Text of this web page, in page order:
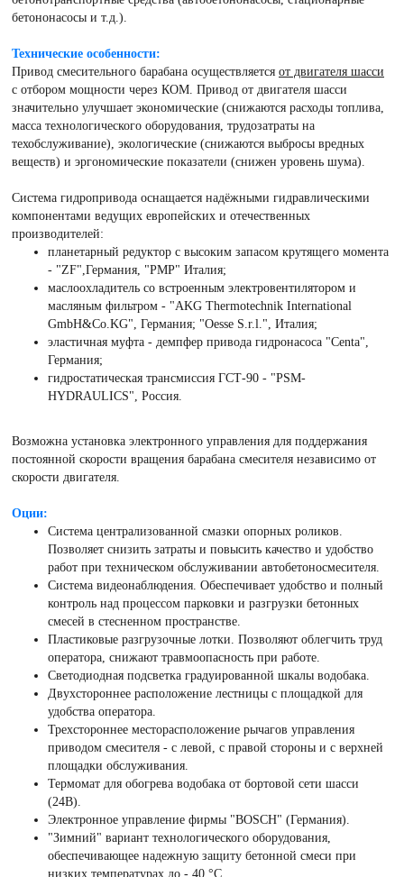
бетононасосы и т.д.).
Технические особенности:
Привод смесительного барабана осуществляется от двигателя шасси
с отбором мощности через КОМ. Привод от двигателя шасси
значительно улучшает экономические (снижаются расходы топлива,
масса технологического оборудования, трудозатраты на
техобслуживание), экологические (снижаются выбросы вредных
веществ) и эргономические показатели (снижен уровень шума).
Система гидропривода оснащается надёжными гидравлическими
компонентами ведущих европейских и отечественных
производителей:
планетарный редуктор с высоким запасом крутящего момента
- "ZF",Германия, "РМР" Италия;
маслоохладитель со встроенным электровентилятором и
масляным фильтром - "AKG Thermotechnik International
GmbH&Co.KG", Германия; "Oesse S.r.l.", Италия;
эластичная муфта - демпфер привода гидронасоса "Centa",
Германия;
гидростатическая трансмиссия ГСТ-90 - "PSM-
HYDRAULICS", Россия.
Возможна установка электронного управления для поддержания
постоянной скорости вращения барабана смесителя независимо от
скорости двигателя.
Оции:
Система централизованной смазки опорных роликов.
Позволяет снизить затраты и повысить качество и удобство
работ при техническом обслуживании автобетоносмесителя.
Система видеонаблюдения. Обеспечивает удобство и полный
контроль над процессом парковки и разгрузки бетонных
смесей в стесненном пространстве.
Пластиковые разгрузочные лотки. Позволяют облегчить труд
оператора, снижают травмоопасность при работе.
Светодиодная подсветка градуированной шкалы водобака.
Двухстороннее расположение лестницы с площадкой для
удобства оператора.
Трехстороннее месторасположение рычагов управления
приводом смесителя - с левой, с правой стороны и с верхней
площадки обслуживания.
Термомат для обогрева водобака от бортовой сети шасси
(24В).
Электронное управление фирмы "BOSCH" (Германия).
"Зимний" вариант технологического оборудования,
обеспечивающее надежную защиту бетонной смеси при
низких температурах до - 40 °С.